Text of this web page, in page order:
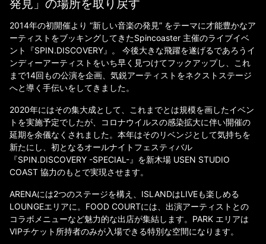
2014年の初開催より “新しい音楽の発見” をテーマに才能豊かなア
ーティストをブッキングしてきたSpincoaster 主催のライブイベ
ント『SPIN.DISCOVERY』。 今後大きな飛躍を遂げるであろうイ
ンディーアーティストをいち早く見つけてフックアップし、これ
まで14回もの公演を企画、気鋭アーティストをネクストステージ
へと導く手伝いをしてきました。
2020年にはその集大成として、これまでとは規模を画したイベン
トを実施予定でしたが、コロナウイルスの感染拡大に伴い開催の
延期を余儀なくされました。本年はそのリベンジとして気持ちを
新たにし、初となるオールナイトフェスティバル
『SPIN.DISCOVERY -SPECIAL-』を新木場 USEN STUDIO
COAST 協力のもとで実現させます。
ARENAには2つのステージを構え、ISLANDはLIVEも楽しめる
LOUNGEエリアに。FOOD COURTには、出演アーティストとの
コラボメニューなど魅力的な出店が集結します。PARK エリアは
VIPチケット所持者のみが入場できる特別な空間になります。